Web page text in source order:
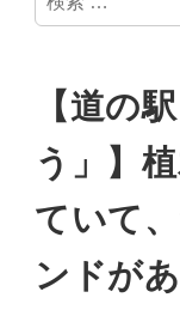
索
【道の
う」】
ていて
ンドがあ